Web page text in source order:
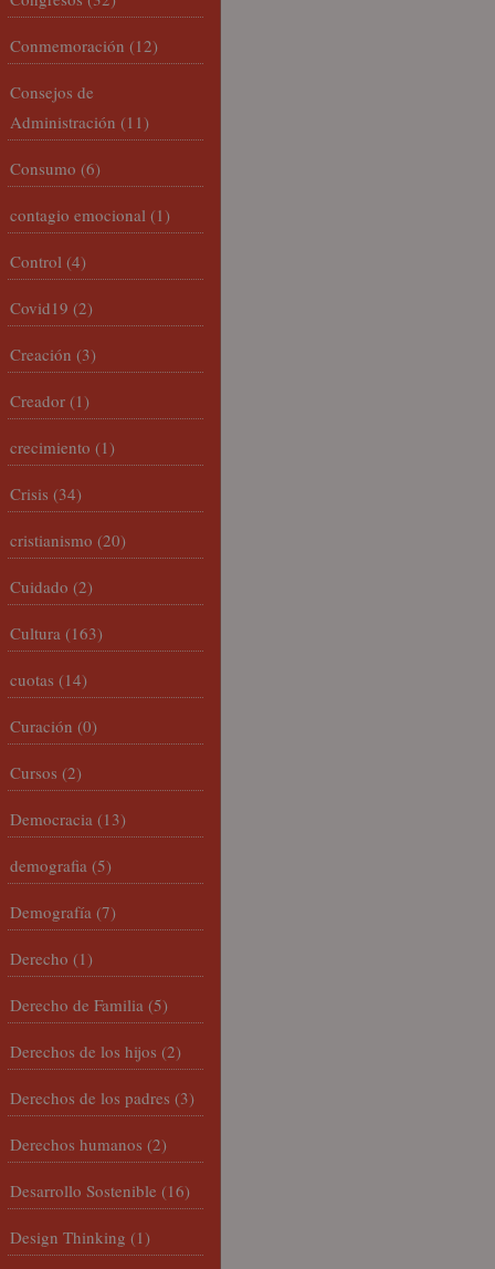
Conmemoración (12)
Consejos de
Administración (11)
Consumo (6)
contagio emocional (1)
Control (4)
Covid19 (2)
Creación (3)
Creador (1)
crecimiento (1)
Crisis (34)
cristianismo (20)
Cuidado (2)
Cultura (163)
cuotas (14)
Curación (0)
Cursos (2)
Democracia (13)
demografia (5)
Demografía (7)
Derecho (1)
Derecho de Familia (5)
Derechos de los hijos (2)
Derechos de los padres (3)
Derechos humanos (2)
Desarrollo Sostenible (16)
Design Thinking (1)